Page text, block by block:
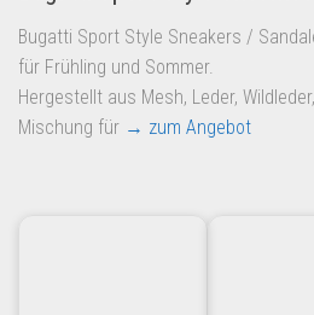
Bugatti Sport Style Sneakers /
für Frühling und Sommer.
Hergestellt aus Mesh, Leder,
Mischung für → zum Angebot